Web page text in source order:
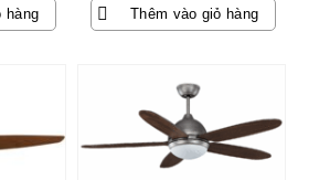
hàng Thêm vào giỏ hàng